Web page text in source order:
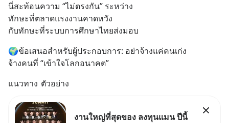
นี่สะท้อนความ “ไม่ตรงกัน” ระหว่าง
ทักษะที่ตลาดแรงงานคาดหวัง
กับทักษะที่ระบบการศึกษาไทยส่งมอบ
🌍ข้อเสนอสำหรับผู้ประกอบการ: อย่าจ้างแค่คนเก่ง
จ้างคนที่ “เข้าใจโลกอนาคต”
แนวทาง	ตัวอย่าง
งานใหญ่ที่สุดของ ลงทุนแมน ปีนี้